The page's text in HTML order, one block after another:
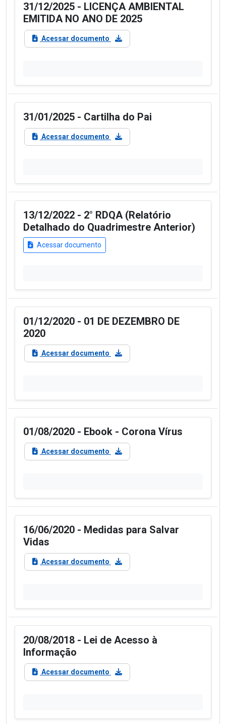
31/12/2025 - LICENÇA AMBIENTAL
EMITIDA NO ANO DE 2025
Acessar documento
31/01/2025 - Cartilha do Pai
Acessar documento
13/12/2022 - 2° RDQA (Relatório
Detalhado do Quadrimestre Anterior)
Acessar documento
01/12/2020 - 01 DE DEZEMBRO DE
2020
Acessar documento
01/08/2020 - Ebook - Corona Vírus
Acessar documento
16/06/2020 - Medidas para Salvar
Vidas
Acessar documento
20/08/2018 - Lei de Acesso à
Informação
Acessar documento